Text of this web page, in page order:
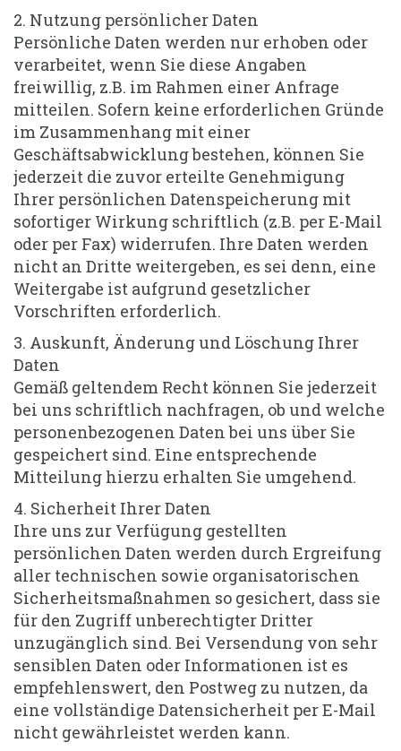
2. Nutzung persönlicher Daten
Persönliche Daten werden nur erhoben oder
verarbeitet, wenn Sie diese Angaben
freiwillig, z.B. im Rahmen einer Anfrage
mitteilen. Sofern keine erforderlichen Gründe
im Zusammenhang mit einer
Geschäftsabwicklung bestehen, können Sie
jederzeit die zuvor erteilte Genehmigung
Ihrer persönlichen Datenspeicherung mit
sofortiger Wirkung schriftlich (z.B. per E-Mail
oder per Fax) widerrufen. Ihre Daten werden
nicht an Dritte weitergeben, es sei denn, eine
Weitergabe ist aufgrund gesetzlicher
Vorschriften erforderlich.
3. Auskunft, Änderung und Löschung Ihrer
Daten
Gemäß geltendem Recht können Sie jederzeit
bei uns schriftlich nachfragen, ob und welche
personenbezogenen Daten bei uns über Sie
gespeichert sind. Eine entsprechende
Mitteilung hierzu erhalten Sie umgehend.
4. Sicherheit Ihrer Daten
Ihre uns zur Verfügung gestellten
persönlichen Daten werden durch Ergreifung
aller technischen sowie organisatorischen
Sicherheitsmaßnahmen so gesichert, dass sie
für den Zugriff unberechtigter Dritter
unzugänglich sind. Bei Versendung von sehr
sensiblen Daten oder Informationen ist es
empfehlenswert, den Postweg zu nutzen, da
eine vollständige Datensicherheit per E-Mail
nicht gewährleistet werden kann.